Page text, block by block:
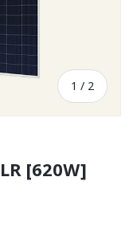
1 / /2
[620W]